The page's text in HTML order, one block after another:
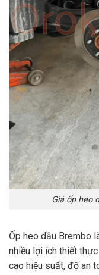
Giá ốp heo
Ốp heo dầu Brembo
nhiều lợi ích thiết
cao hiệu suất, độ an